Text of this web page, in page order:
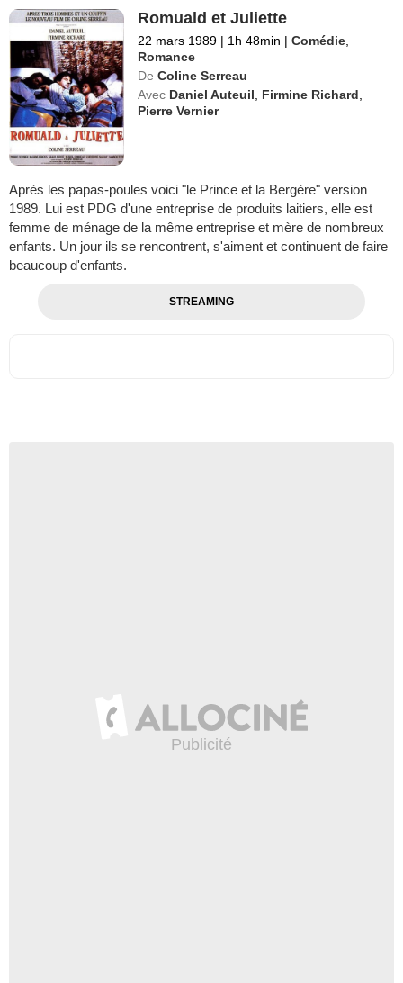
Romuald et Juliette
22 mars 1989 | 1h 48min | Comédie,
Romance
De Coline Serreau
Avec Daniel Auteuil, Firmine Richard,
Pierre Vernier
Après les papas-poules voici "le Prince et la Bergère" version
1989. Lui est PDG d'une entreprise de produits laitiers, elle est
femme de ménage de la même entreprise et mère de nombreux
enfants. Un jour ils se rencontrent, s'aiment et continuent de faire
beaucoup d'enfants.
STREAMING